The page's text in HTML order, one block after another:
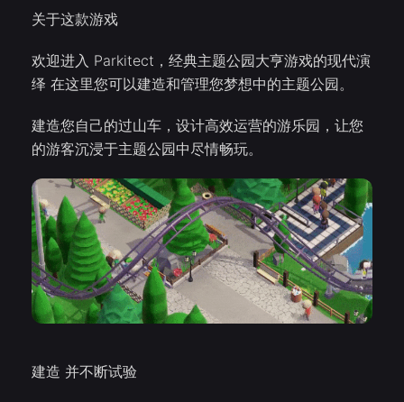
关于这款游戏
欢迎进入 Parkitect，经典主题公园大亨游戏的现代演
绎 在这里您可以建造和管理您梦想中的主题公园。
建造您自己的过山车，设计高效运营的游乐园，让您
的游客沉浸于主题公园中尽情畅玩。
建造 并不断试验